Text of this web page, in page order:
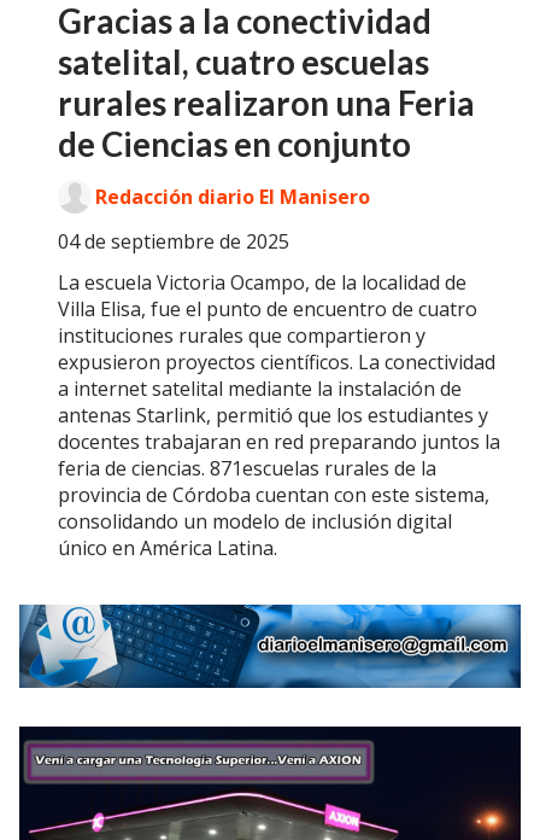
Gracias a la conectividad
satelital, cuatro escuelas
rurales realizaron una Feria
de Ciencias en conjunto
La escuela Victoria Ocampo, de la localidad de
Villa Elisa, fue el punto de encuentro de cuatro
instituciones rurales que compartieron y
expusieron proyectos científicos. La conectividad
a internet satelital mediante la instalación de
antenas Starlink, permitió que los estudiantes y
docentes trabajaran en red preparando juntos la
feria de ciencias. 871escuelas rurales de la
provincia de Córdoba cuentan con este sistema,
consolidando un modelo de inclusión digital
único en América Latina.
04 de septiembre de 2025
Redacción diario El Manisero